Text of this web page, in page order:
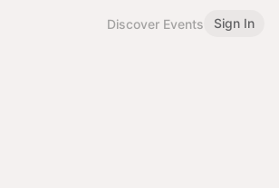
Discover Events Sign In